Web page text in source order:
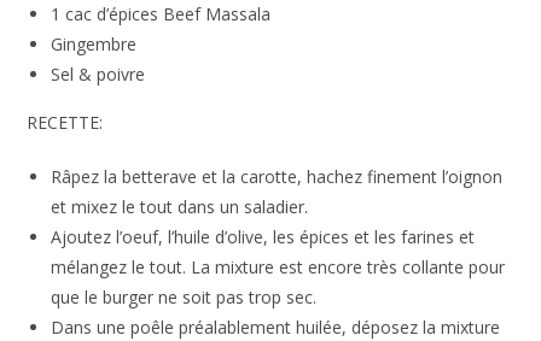
1 cac d’épices Beef Massala
Gingembre
Sel & poivre
RECETTE:
Râpez la betterave et la carotte, hachez finement l’oignon
et mixez le tout dans un saladier.
Ajoutez l’oeuf, l’huile d’olive, les épices et les farines et
mélangez le tout. La mixture est encore très collante pour
que le burger ne soit pas trop sec.
Dans une poêle préalablement huilée, déposez la mixture